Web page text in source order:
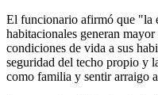
El funcionario afirmó que "la
habitacionales generan
condiciones de vida a sus
seguridad del techo propio y
como familia y sentir arraigo